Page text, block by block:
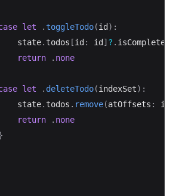
let .toggleTodo(id ) :
state
. todos [id : id ] ? . isCompleted
return
. none
let . deleteTodo(indexSet) :
state
. todos . remove(atOffsets :
return
. none